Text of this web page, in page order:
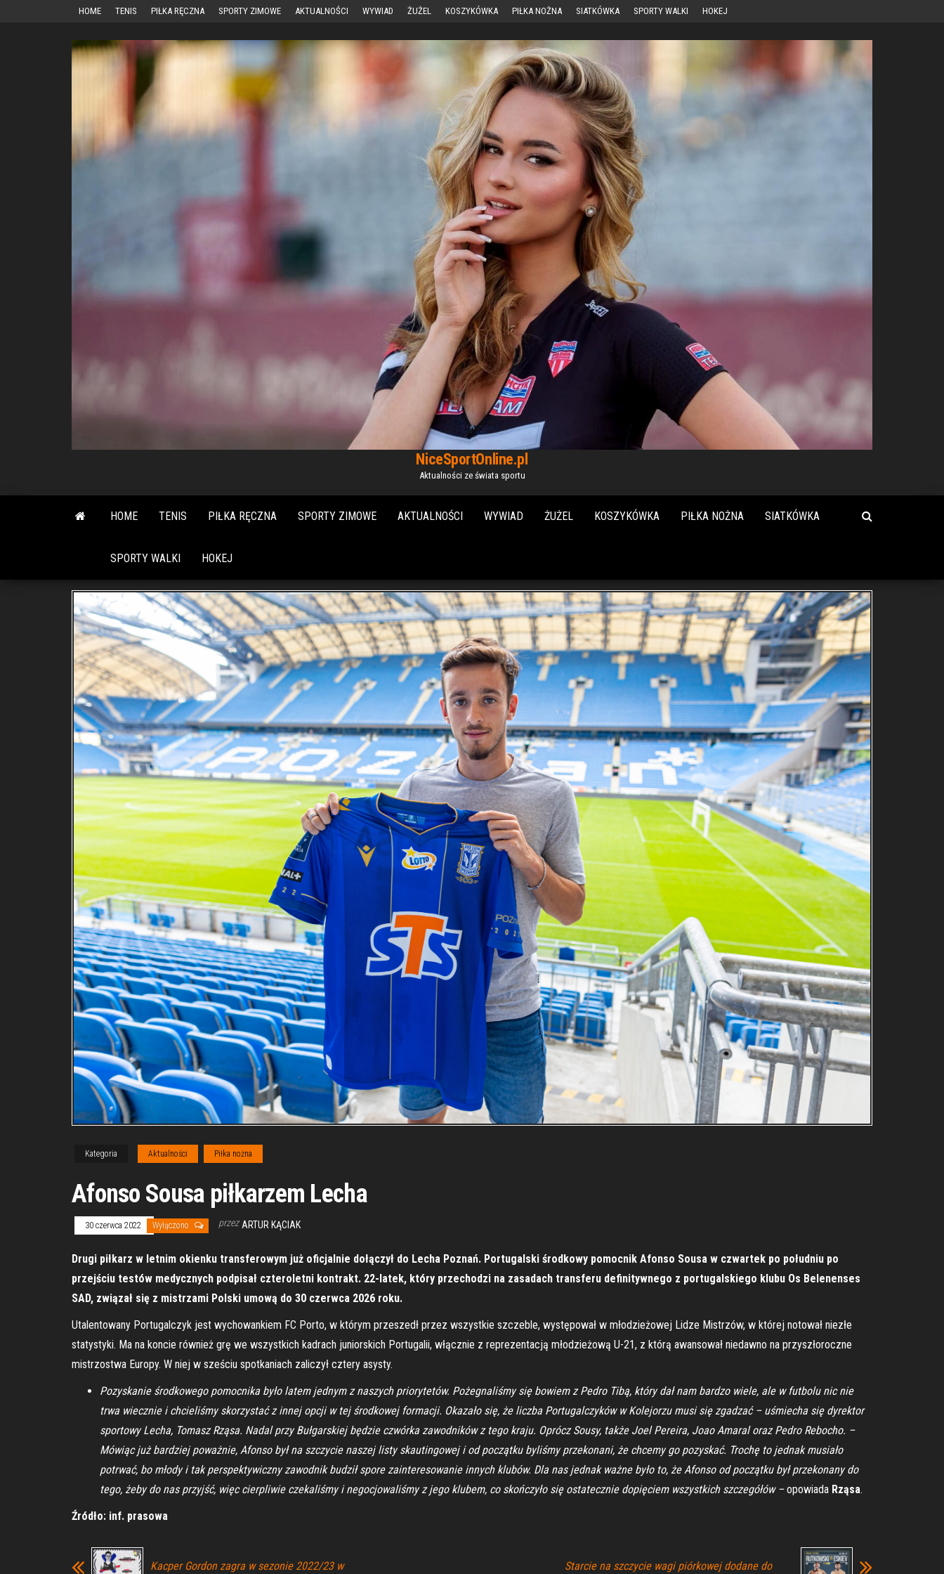
HOME TENIS PIŁKA RĘCZNA SPORTY ZIMOWE AKTUALNOŚCI WYWIAD ŻUŻEL KOSZYKÓWKA PIŁKA NOŻNA SIATKÓWKA SPORTY WALKI HOKEJ
NiceSportOnline.pl
Aktualności ze świata sportu
HOME TENIS PIŁKA RĘCZNA SPORTY ZIMOWE AKTUALNOŚCI WYWIAD ŻUŻEL KOSZYKÓWKA PIŁKA NOŻNA SIATKÓWKA
SPORTY WALKI HOKEJ
Kategoria Aktualności Piłka nożna
Afonso Sousa piłkarzem Lecha
30 czerwca 2022 Wyłączono przez ARTUR KĄCIAK
Drugi piłkarz w letnim okienku transferowym już oficjalnie dołączył do Lecha Poznań. Portugalski środkowy pomocnik Afonso Sousa w czwartek po południu po
przejściu testów medycznych podpisał czteroletni kontrakt. 22-latek, który przechodzi na zasadach transferu definitywnego z portugalskiego klubu Os Belenenses
SAD, związał się z mistrzami Polski umową do 30 czerwca 2026 roku.
Utalentowany Portugalczyk jest wychowankiem FC Porto, w którym przeszedł przez wszystkie szczeble, występował w młodzieżowej Lidze Mistrzów, w której notował niezłe
statystyki. Ma na koncie również grę we wszystkich kadrach juniorskich Portugalii, włącznie z reprezentacją młodzieżową U-21, z którą awansował niedawno na przyszłoroczne
mistrzostwa Europy. W niej w sześciu spotkaniach zaliczył cztery asysty.
Pozyskanie środkowego pomocnika było latem jednym z naszych priorytetów. Pożegnaliśmy się bowiem z Pedro Tibą, który dał nam bardzo wiele, ale w futbolu nic nie
trwa wiecznie i chcieliśmy skorzystać z innej opcji w tej środkowej formacji. Okazało się, że liczba Portugalczyków w Kolejorzu musi się zgadzać – uśmiecha się dyrektor
sportowy Lecha, Tomasz Rząsa. Nadal przy Bułgarskiej będzie czwórka zawodników z tego kraju. Oprócz Sousy, także Joel Pereira, Joao Amaral oraz Pedro Rebocho. –
Mówiąc już bardziej poważnie, Afonso był na szczycie naszej listy skautingowej i od początku byliśmy przekonani, że chcemy go pozyskać. Trochę to jednak musiało
potrwać, bo młody i tak perspektywiczny zawodnik budził spore zainteresowanie innych klubów. Dla nas jednak ważne było to, że Afonso od początku był przekonany do
tego, żeby do nas przyjść, więc cierpliwie czekaliśmy i negocjowaliśmy z jego klubem, co skończyło się ostatecznie dopięciem wszystkich szczegółów –opowiada Rząsa.
Źródło: inf. prasowa
Kacper Gordon zagra w sezonie 2022/23 w
Starcie na szczycie wagi piórkowej dodane do